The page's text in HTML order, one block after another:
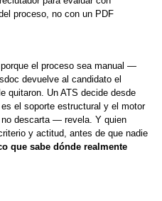
proceso, no con un PDF
porque el proceso sea manual —
devuelve al candidato el
quitaron. Un ATS decide desde
el soporte estructural y el motor
descarta — revela. Y quien
y actitud, antes de que nadie
que sabe dónde realmente